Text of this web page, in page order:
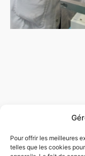
Pour offrir les meilleures
telles que les cookies